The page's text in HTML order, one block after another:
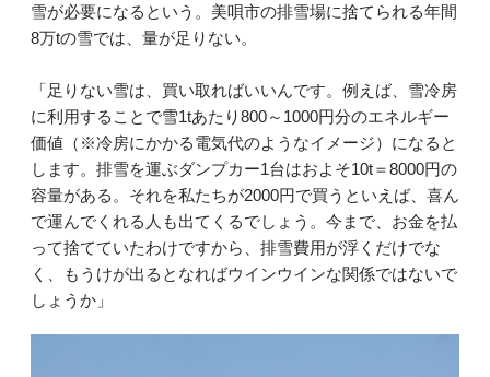
雪が必要になるという。美唄市の排雪場に捨てられる年間
8万tの雪では、量が足りない。
「足りない雪は、買い取ればいいんです。例えば、雪冷房
に利用することで雪1tあたり800～1000円分のエネルギー
価値（※冷房にかかる電気代のようなイメージ）になると
します。排雪を運ぶダンプカー1台はおよそ10t＝8000円の
容量がある。それを私たちが2000円で買うといえば、喜ん
で運んでくれる人も出てくるでしょう。今まで、お金を払
って捨てていたわけですから、排雪費用が浮くだけでな
く、もうけが出るとなればウインウインな関係ではないで
しょうか」